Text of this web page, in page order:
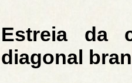
Estreia da
diagonal